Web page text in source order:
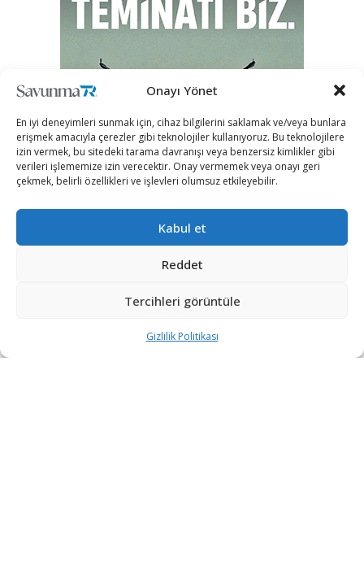
Onayı Yönet
En iyi deneyimleri sunmak için, cihaz bilgilerini saklamak ve/veya bunlara
erişmek amacıyla çerezler gibi teknolojiler kullanıyoruz. Bu teknolojilere
izin vermek, bu sitedeki tarama davranışı veya benzersiz kimlikler gibi
verileri işlememize izin verecektir. Onay vermemek veya onayı geri
çekmek, belirli özellikleri ve işlevleri olumsuz etkileyebilir.
Kabul et
Reddet
Tercihleri görüntüle
Gizlilik Politikası